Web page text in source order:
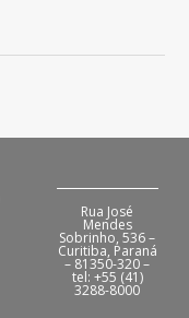
Rua José
Mendes
Sobrinho, 536 –
Curitiba, Paraná
– 81350-320 –
tel: +55 (41)
3288-8000